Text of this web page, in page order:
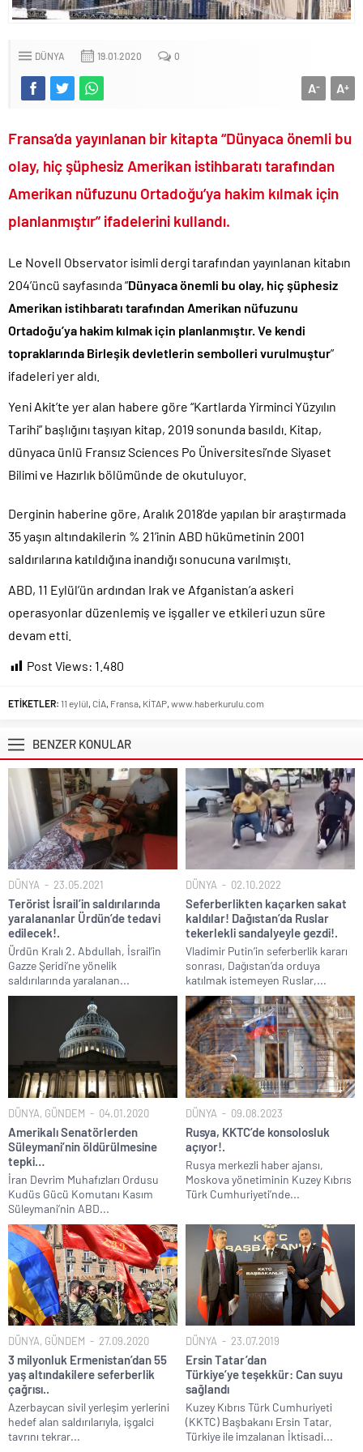
Terörsüz Türkiye hedefinde yasal süreç başlıyor..
Başkanın skandal yazışmaları!.
6.37 TL’lik indirimini ÖTV kazığı ile iptal edip 1 liraya düşürdüler!.
Fenerbahçe Konyaspor maçında F-16 ile gövde gösterisi yapan
paşa emekliye sevk edildi!.
Türkiye’nin ilk kadın hava kuvvetleri paşası hayırlı olsun..
CHP’li Erdal Beşikçioğlu’nun uyuşturucu testi pozitif çıktı!.
vermeye başladı!.
ABD’de de 25 eyalet Trump yönetimine karşı dava açtı!.
Brent petrol çakıldı!.
Rüşvet ve yolsuzluktan tutuklanan CHP’li Erdal Beşikçioğlu
görevden uzaklaştırıldı!.
İngilizler 12. adamları Özgür Özel’i hazırlama telâşına düştü!.
Uğur Mumcu dosyası 33 yıl sonra yeniden açılıyor..
CHP Lideri Kılıçdaoğlu’ndan Terörsüz Türkiye sürecine destek
TÜİK kira zam oranını yüzde 31 olarak açıkladı..
18 yaş altı çocuklara müebbet hapis cezası resmen onaylandı!.
DÜNYA 19.01.2020 0
A+
A-
Fransa’da yayınlanan bir kitapta “Dünyaca önemli bu
olay, hiç şüphesiz Amerikan istihbaratı tarafından
Amerikan nüfuzunu Ortadoğu’ya hakim kılmak için
planlanmıştır” ifadelerini kullandı.
Le Novell Observator isimli dergi tarafından yayınlanan kitabın
204’üncü sayfasında “Dünyaca önemli bu olay, hiç şüphesiz
Amerikan istihbaratı tarafından Amerikan nüfuzunu
Ortadoğu’ya hakim kılmak için planlanmıştır. Ve kendi
topraklarında Birleşik devletlerin sembolleri vurulmuştur”
ifadeleri yer aldı.
Yeni Akit’te yer alan habere göre “Kartlarda Yirminci Yüzyılın
Tarihi” başlığını taşıyan kitap, 2019 sonunda basıldı. Kitap,
dünyaca ünlü Fransız Sciences Po Üniversitesi’nde Siyaset
Bilimi ve Hazırlık bölümünde de okutuluyor.
Derginin haberine göre, Aralık 2018’de yapılan bir araştırmada
35 yaşın altındakilerin % 21’inin ABD hükümetinin 2001
saldırılarına katıldığına inandığı sonucuna varılmıştı.
ABD, 11 Eylül’ün ardından Irak ve Afganistan’a askeri
operasyonlar düzenlemiş ve işgaller ve etkileri uzun süre
devam etti.
Post Views: 1.480
ETİKETLER: 11 eylül CİA Fransa KİTAP www.haberkurulu.com
BENZER KONULAR
DÜNYA 23.05.2021
Terörist İsrail’in saldırılarında
yaralananlar Ürdün’de tedavi
edilecek!.
Ürdün Kralı 2. Abdullah, İsrail’in
Gazze Şeridi’ne yönelik
saldırılarında yaralanan...
DÜNYA 02.10.2022
Seferberlikten kaçarken sakat
kaldılar! Dağıstan’da Ruslar
tekerlekli sandalyeyle gezdi!.
Vladimir Putin’in seferberlik kararı
sonrası, Dağıstan’da orduya
katılmak istemeyen Ruslar,...
DÜNYA, GÜNDEM 04.01.2020
Amerikalı Senatörlerden
Süleymani’nin öldürülmesine
tepki…
İran Devrim Muhafızları Ordusu
Kudüs Gücü Komutanı Kasım
Süleymani’nin ABD...
DÜNYA 09.08.2023
Rusya, KKTC’de konsolosluk
açıyor!.
Rusya merkezli haber ajansı,
Moskova yönetiminin Kuzey Kıbrıs
Türk Cumhuriyeti’nde...
DÜNYA, GÜNDEM 27.09.2020
3 milyonluk Ermenistan’dan 55
yaş altındakilere seferberlik
çağrısı..
Azerbaycan sivil yerleşim yerlerini
hedef alan saldırılarıyla, işgalci
tavrını tekrar...
DÜNYA 23.07.2019
Ersin Tatar’dan
Türkiye’ye teşekkür: Can suyu
sağlandı
Kuzey Kıbrıs Türk Cumhuriyeti
(KKTC) Başbakanı Ersin Tatar,
Türkiye ile imzalanan İktisadi...